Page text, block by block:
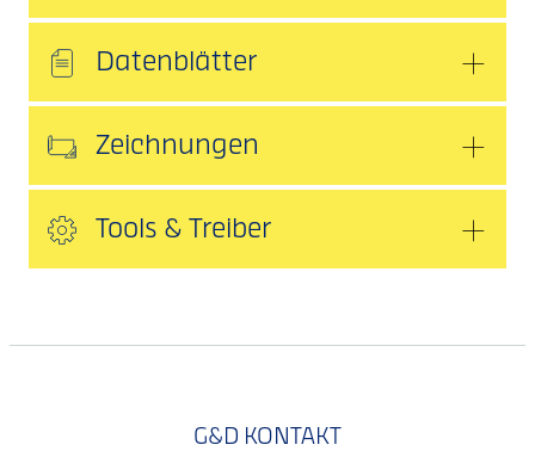
Datenblätter
Zeichnungen
Tools & Treiber
G&D KONTAKT